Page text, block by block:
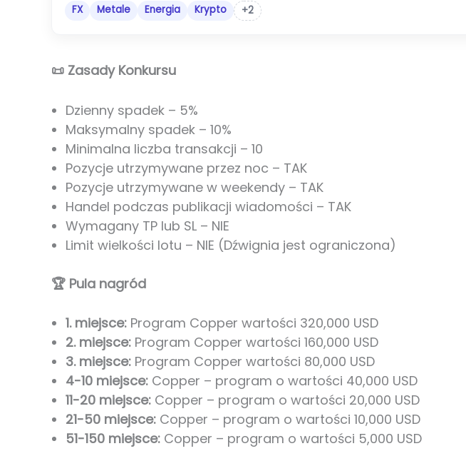
FX Metale Energia Krypto +2
📜 Zasady Konkursu
Dzienny spadek – 5%
Maksymalny spadek – 10%
Minimalna liczba transakcji – 10
Pozycje utrzymywane przez noc – TAK
Pozycje utrzymywane w weekendy – TAK
Handel podczas publikacji wiadomości – TAK
Wymagany TP lub SL – NIE
Limit wielkości lotu – NIE (Dźwignia jest ograniczona)
🏆 Pula nagród
1. miejsce: Program Copper wartości 320,000 USD
2. miejsce: Program Copper wartości 160,000 USD
3. miejsce: Program Copper wartości 80,000 USD
4-10 miejsce: Copper – program o wartości 40,000 USD
11-20 miejsce: Copper – program o wartości 20,000 USD
21-50 miejsce: Copper – program o wartości 10,000 USD
51-150 miejsce: Copper – program o wartości 5,000 USD